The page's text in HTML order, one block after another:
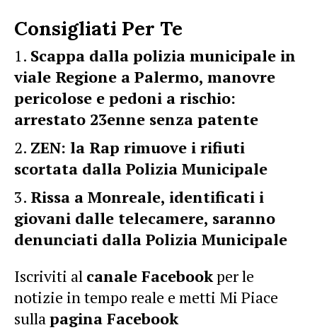
Consigliati Per Te
Scappa dalla polizia municipale in
viale Regione a Palermo, manovre
pericolose e pedoni a rischio:
arrestato 23enne senza patente
ZEN: la Rap rimuove i rifiuti
scortata dalla Polizia Municipale
Rissa a Monreale, identificati i
giovani dalle telecamere, saranno
denunciati dalla Polizia Municipale
Iscriviti al canale Facebookper le
notizie in tempo reale e metti Mi Piace
sullapagina Facebook